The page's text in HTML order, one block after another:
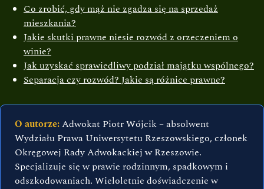
Co zrobić, gdy mąż nie zgadza się na sprzedaż
mieszkania?
Jakie skutki prawne niesie rozwód z orzeczeniem o
winie?
Jak uzyskać sprawiedliwy podział majątku wspólnego?
Separacja czy rozwód? Jakie są różnice prawne?
O autorze:Adwokat Piotr Wójcik – absolwent
Wydziału Prawa Uniwersytetu Rzeszowskiego, członek
Okręgowej Rady Adwokackiej w Rzeszowie.
Specjalizuje się w prawie rodzinnym, spadkowym i
odszkodowaniach. Wieloletnie doświadczenie w